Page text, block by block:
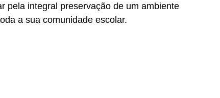
pela integral preservação de um ambiente
a sua comunidade escolar.